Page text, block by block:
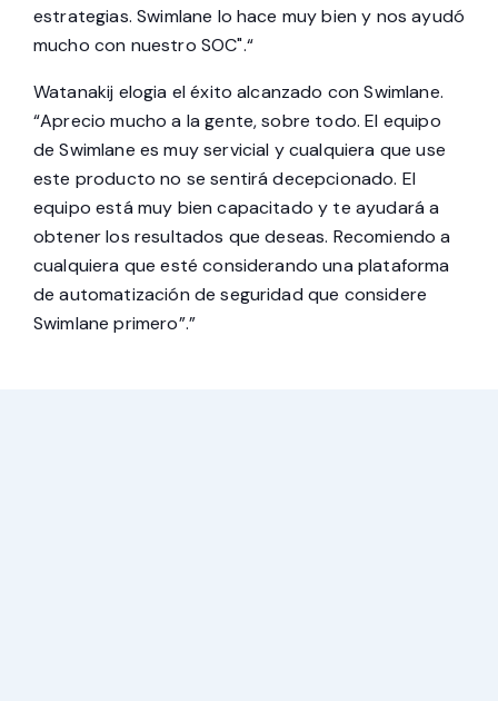
estrategias. Swimlane lo hace muy bien y nos ayudó
mucho con nuestro SOC".“
Watanakij elogia el éxito alcanzado con Swimlane.
“Aprecio mucho a la gente, sobre todo. El equipo
de Swimlane es muy servicial y cualquiera que use
este producto no se sentirá decepcionado. El
equipo está muy bien capacitado y te ayudará a
obtener los resultados que deseas. Recomiendo a
cualquiera que esté considerando una plataforma
de automatización de seguridad que considere
Swimlane primero”.”